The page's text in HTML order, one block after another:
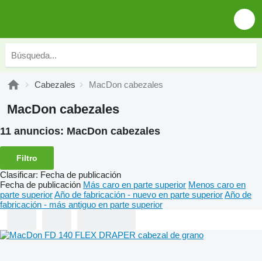
Cabezales MacDon cabezales
MacDon cabezales
11 anuncios: MacDon cabezales
Filtro
Clasificar: Fecha de publicación
Fecha de publicación Más caro en parte superior Menos caro en
parte superiorAño de fabricación - nuevo en parte superiorAño de
fabricación - más antiguo en parte superior